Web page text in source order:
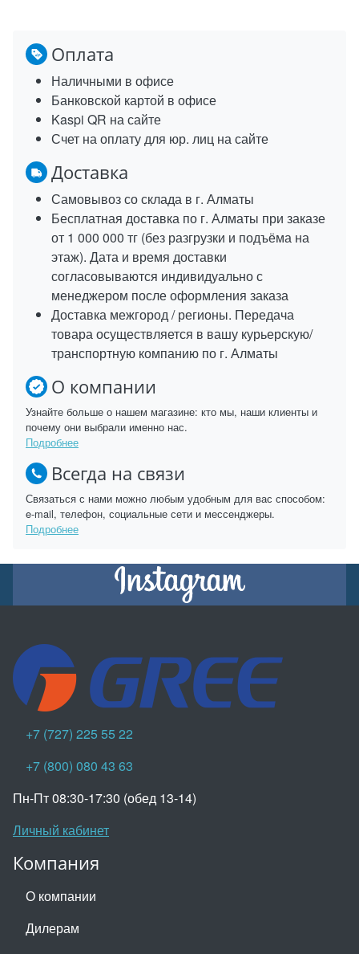
Оплата
Наличными в офисе
Банковской картой в офисе
Kaspi QR на сайте
Счет на оплату для юр. лиц на сайте
Доставка
Самовывоз со склада в г. Алматы
Бесплатная доставка по г. Алматы при заказе
от 1 000 000 тг (без разгрузки и подъёма на
этаж). Дата и время доставки
согласовываются индивидуально с
менеджером после оформления заказа
Доставка межгород / регионы. Передача
товара осуществляется в вашу курьерскую/
транспортную компанию по г. Алматы
О компании
Узнайте больше о нашем магазине: кто мы, наши клиенты и
почему они выбрали именно нас.
Подробнее
Всегда на связи
Связаться с нами можно любым удобным для вас способом:
e-mail, телефон, социальные сети и мессенджеры.
Подробнее
+7 (727) 225 55 22
+7 (800) 080 43 63
Пн-Пт 08:30-17:30 (обед 13-14)
Личный кабинет
Компания
О компании
Дилерам